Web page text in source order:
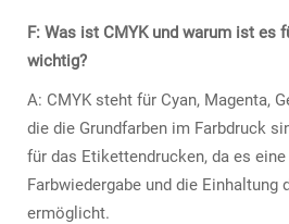
F: Was ist CMYK und warum ist es
wichtig?
A: CMYK steht für Cyan, Magenta,
die die Grundfarben im Farbdruck
für das Etikettendrucken, da es eine
Farbwiedergabe und die Einhaltung
ermöglicht.